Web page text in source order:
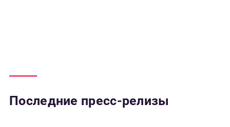
Последние пресс-релизы